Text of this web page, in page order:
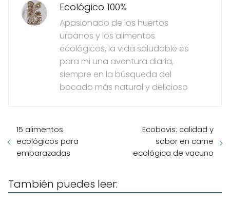
Ecológico 100%
Apasionado de los huertos
urbanos y los alimentos
ecológicos, la vida saludable es
para mi una aventura diaria,
siempre en la búsqueda del
bocado más natural y delicioso
15 alimentos
ecológicos para
embarazadas
Ecobovis: calidad y
sabor en carne
ecológica de vacuno
También puedes leer: